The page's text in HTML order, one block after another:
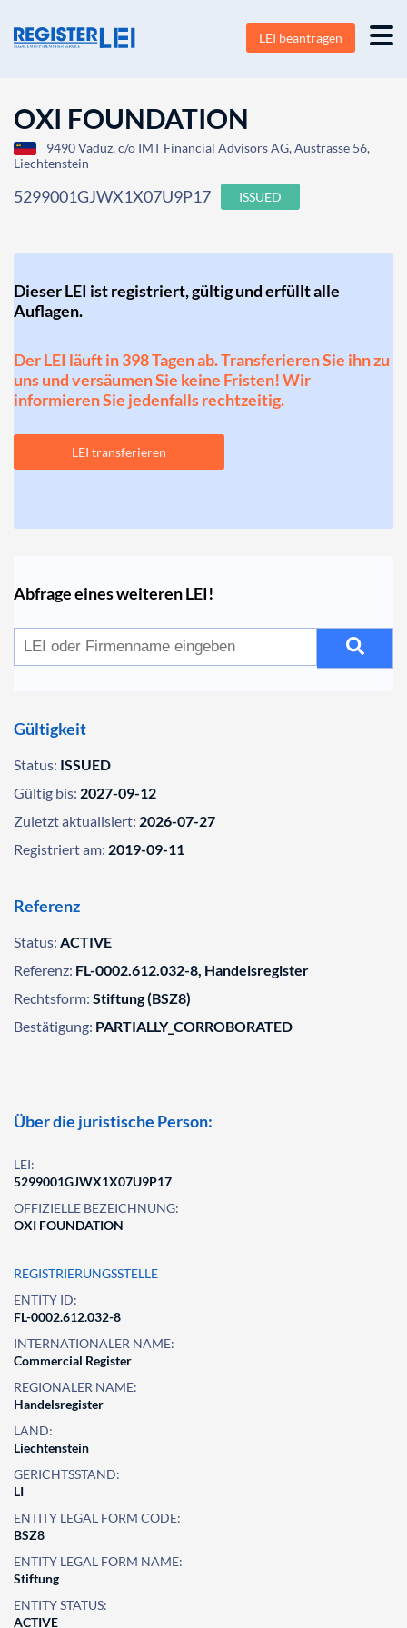
LEI beantragen
OXI FOUNDATION
9490 Vaduz, c/o IMT Financial Advisors AG, Austrasse 56,
Liechtenstein
5299001GJWX1X07U9P17 ISSUED
Dieser LEI ist registriert, gültig und erfüllt alle
Auflagen.
Der LEI läuft in 398 Tagen ab. Transferieren Sie ihn zu
uns und versäumen Sie keine Fristen! Wir
informieren Sie jedenfalls rechtzeitig.
LEI transferieren
Abfrage eines weiteren LEI!
Gültigkeit
Status: ISSUED
Gültig bis: 2027-09-12
Zuletzt aktualisiert: 2026-07-27
Registriert am: 2019-09-11
Referenz
Status: ACTIVE
Referenz: FL-0002.612.032-8, Handelsregister
Rechtsform: Stiftung (BSZ8)
Bestätigung: PARTIALLY_CORROBORATED
Über die juristische Person:
LEI:
5299001GJWX1X07U9P17
OFFIZIELLE BEZEICHNUNG:
OXI FOUNDATION
REGISTRIERUNGSSTELLE
ENTITY ID:
FL-0002.612.032-8
INTERNATIONALER NAME:
Commercial Register
REGIONALER NAME:
Handelsregister
LAND:
Liechtenstein
GERICHTSSTAND:
LI
ENTITY LEGAL FORM CODE:
BSZ8
ENTITY LEGAL FORM NAME:
Stiftung
ENTITY STATUS:
ACTIVE